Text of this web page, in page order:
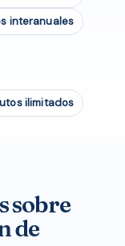
interanuales
ilimitados
sobre
de